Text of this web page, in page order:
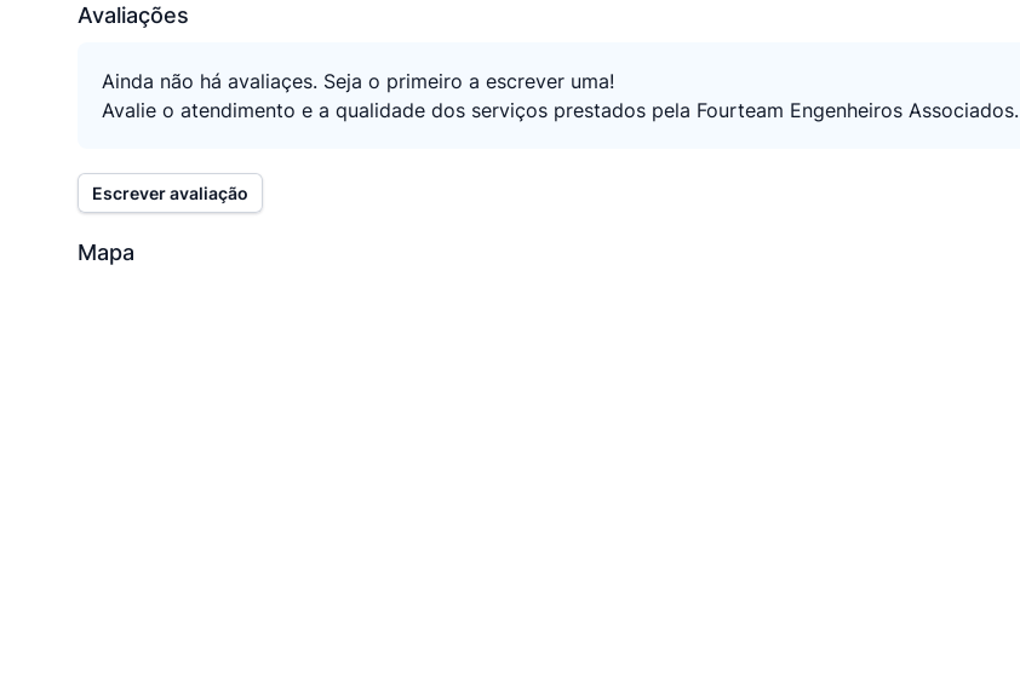
Avaliações
Ainda não há avaliaçes. Seja o primeiro a escrever uma!
Avalie o atendimento e a qualidade dos serviços prestados pela Fourteam Engenheiros Associados.
Escrever avaliação
Mapa